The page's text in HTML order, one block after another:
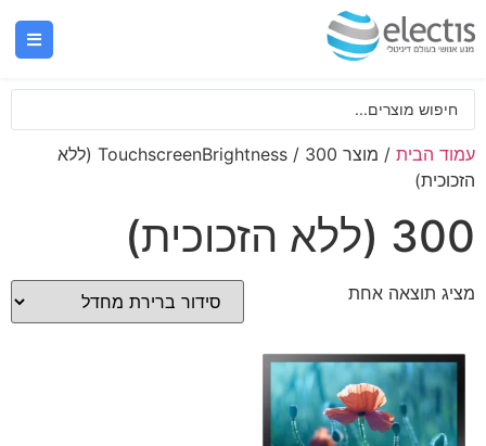
עמוד הבית
/ מוצר TouchscreenBrightness / 300 (ללא
הזכוכית)
300 (ללא הזכוכית)
מציג תוצאה אחת